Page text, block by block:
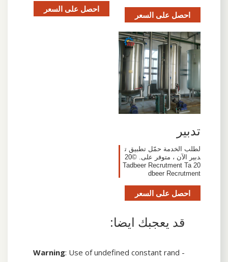
احصل على السعر
احصل على السعر
تدبير
لطلب الخدمة حمّل تطبيق ت
دبير الآن ، متوفر على. ©20
20 Tadbeer Recrutment Ta
dbeer Recrutment
احصل على السعر
قد يعجبك ايضا:
Warning : Use of undefined constant rand -